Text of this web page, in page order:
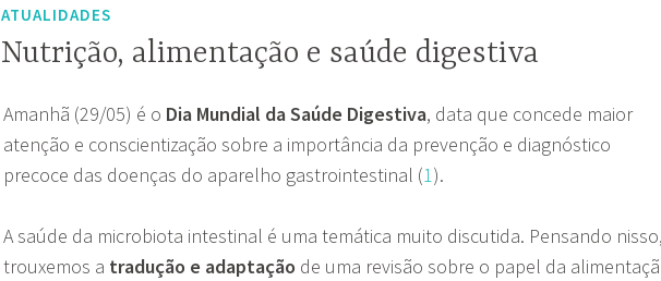
ATUALIDADES
Nutrição, alimentação e saúde digestiva
Amanhã (29/05) é o Dia Mundial da Saúde Digestiva, data que concede maior
atenção e conscientização sobre a importância da prevenção e diagnóstico
precoce das doenças do aparelho gastrointestinal (1).
A saúde da microbiota intestinal é uma temática muito discutida. Pensando
trouxemos a tradução e adaptação de uma revisão sobre o papel da